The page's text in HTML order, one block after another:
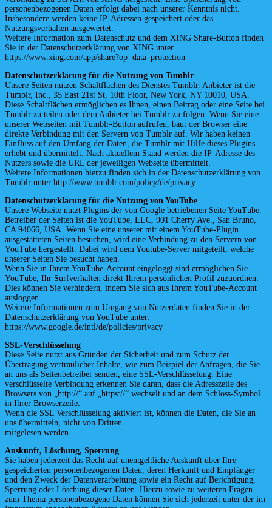
personenbezogenen Daten erfolgt dabei nach unserer Kenntnis nicht.
Insbesondere werden keine IP-Adressen gespeichert oder das
Nutzungsverhalten ausgewertet.
Weitere Information zum Datenschutz und dem XING Share-Button finden
Sie in der Datenschutzerklärung von XING unter
https://www.xing.com/app/share?op=data_protection
Datenschutzerklärung für die Nutzung von Tumblr
Unsere Seiten nutzen Schaltflächen des Dienstes Tumblr. Anbieter ist die
Tumblr, Inc., 35 East 21st St, 10th Floor, New York, NY 10010, USA.
Diese Schaltflächen ermöglichen es Ihnen, einen Beitrag oder eine Seite bei
Tumblr zu teilen oder dem Anbieter bei Tumblr zu folgen. Wenn Sie eine
unserer Webseiten mit Tumblr-Button aufrufen, baut der Browser eine
direkte Verbindung mit den Servern von Tumblr auf. Wir haben keinen
Einfluss auf den Umfang der Daten, die Tumblr mit Hilfe dieses Plugins
erhebt und übermittelt. Nach aktuellem Stand werden die IP-Adresse des
Nutzers sowie die URL der jeweiligen Webseite übermittelt.
Weitere Informationen hierzu finden sich in der Datenschutzerklärung von
Tumblr unter http://www.tumblr.com/policy/de/privacy.
Datenschutzerklärung für die Nutzung von YouTube
Unsere Webseite nutzt Plugins der von Google betriebenen Seite YouTube.
Betreiber der Seiten ist die YouTube, LLC, 901 Cherry Ave., San Bruno,
CA 94066, USA. Wenn Sie eine unserer mit einem YouTube-Plugin
ausgestatteten Seiten besuchen, wird eine Verbindung zu den Servern von
YouTube hergestellt. Dabei wird dem Youtube-Server mitgeteilt, welche
unserer Seiten Sie besucht haben.
Wenn Sie in Ihrem YouTube-Account eingeloggt sind ermöglichen Sie
YouTube, Ihr Surfverhalten direkt Ihrem persönlichen Profil zuzuordnen.
Dies können Sie verhindern, indem Sie sich aus Ihrem YouTube-Account
ausloggen.
Weitere Informationen zum Umgang von Nutzerdaten finden Sie in der
Datenschutzerklärung von YouTube unter:
https://www.google.de/intl/de/policies/privacy
SSL-Verschlüsselung
Diese Seite nutzt aus Gründen der Sicherheit und zum Schutz der
Übertragung vertraulicher Inhalte, wie zum Beispiel der Anfragen, die Sie
an uns als Seitenbetreiber senden, eine SSL-Verschlüsselung. Eine
verschlüsselte Verbindung erkennen Sie daran, dass die Adresszeile des
Browsers von „http://“ auf „https://“ wechselt und an dem Schloss-Symbol
in Ihrer Browserzeile.
Wenn die SSL Verschlüsselung aktiviert ist, können die Daten, die Sie an
uns übermitteln, nicht von Dritten
mitgelesen werden.
Auskunft, Löschung, Sperrung
Sie haben jederzeit das Recht auf unentgeltliche Auskunft über Ihre
gespeicherten personenbezogenen Daten, deren Herkunft und Empfänger
und den Zweck der Datenverarbeitung sowie ein Recht auf Berichtigung,
Sperrung oder Löschung dieser Daten. Hierzu sowie zu weiteren Fragen
zum Thema personenbezogene Daten können Sie sich jederzeit unter der im